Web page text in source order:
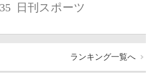
日刊スポーツ
ランキング一覧へ